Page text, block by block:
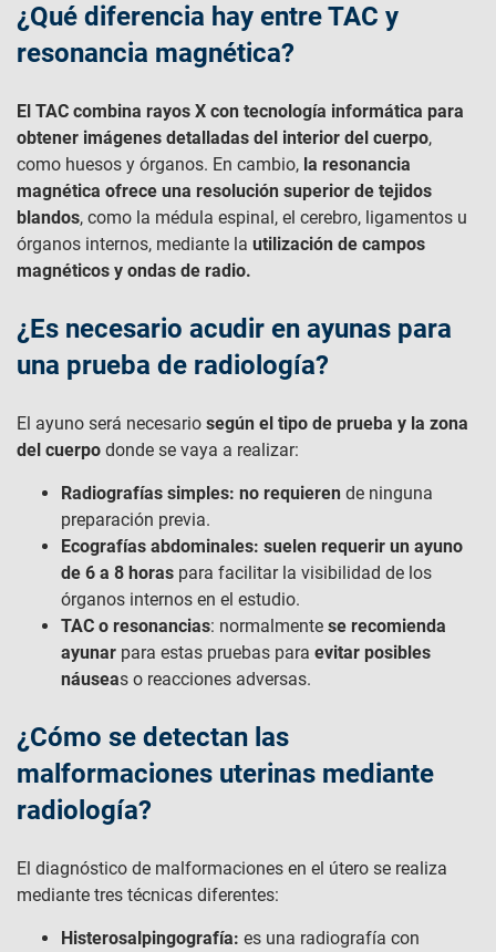
¿Qué diferencia hay entre TAC y
resonancia magnética?
El TAC combina rayos X con tecnología informática para
obtener imágenes detalladas del interior del cuerpo,
como huesos y órganos. En cambio, la resonancia
magnética ofrece una resolución superior de tejidos
blandos, como la médula espinal, el cerebro, ligamentos u
órganos internos, mediante la utilización de campos
magnéticos y ondas de radio.
¿Es necesario acudir en ayunas para
una prueba de radiología?
El ayuno será necesario según el tipo de prueba y la zona
del cuerpo donde se vaya a realizar:
Radiografías simples: no requieren de ninguna
preparación previa.
Ecografías abdominales: suelen requerir un ayuno
de 6 a 8 horas para facilitar la visibilidad de los
órganos internos en el estudio.
TAC o resonancias: normalmente se recomienda
ayunar para estas pruebas para evitar posibles
náuseas o reacciones adversas.
¿Cómo se detectan las
malformaciones uterinas mediante
radiología?
El diagnóstico de malformaciones en el útero se realiza
mediante tres técnicas diferentes:
Histerosalpingografía: es una radiografía con